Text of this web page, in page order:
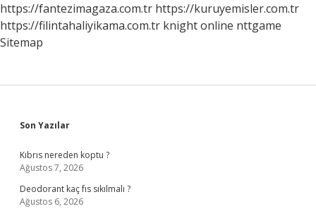
https://fantezimagaza.com.tr https://kuruyemisler.com.tr
https://filintahaliyikama.com.tr knight online nttgame
Sitemap
Sidebar
Son Yazılar
Kıbrıs nereden koptu ?
Ağustos 7, 2026
Deodorant kaç fıs sıkılmalı ?
Ağustos 6, 2026